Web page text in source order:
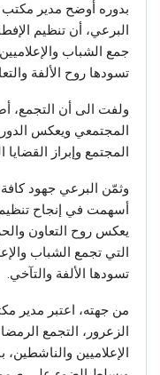
بدوره أوضح مدير مكتب
البرعي، أن تنظيم
جمع الشباب
تسودها روح الألفة
ولفت الى أن التجمع،
المجتمعي ويعكس
المجتمع وإبراز
وثمّن البرعي جهود
أسهمت في إنجاح تنظيم
يعكس روح التعاون
التي تجمع الشباب
تسودها الألفة والتآخي.
من جهته، اعتبر مدير
الزعرور، التجمع
الإعلاميين والناشطين،